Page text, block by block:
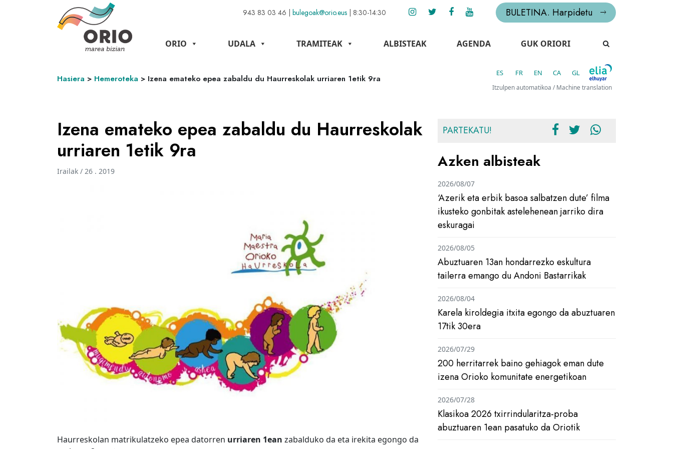
943 83 03 46 | bulegoak@orio.eus | 8:30-14:30 BULETINA. Harpidetu
ORIO UDALA TRAMITEAK ALBISTEAK AGENDA GUK ORIORI
Hasiera > Hemeroteka > Izena emateko epea zabaldu du Haurreskolak urriaren 1etik 9ra
ES FR EN CA GL
Itzulpen automatikoa / Machine translation
Izena emateko epea zabaldu du Haurreskolak
urriaren 1etik 9ra
Irailak / 26 . 2019
Haurreskolan matrikulatzeko epea datorren urriaren 1ean zabalduko da eta irekita egongo da
PARTEKATU!
Azken albisteak
‘Azerik eta erbik basoa salbatzen dute’ filma
ikusteko gonbitak astelehenean jarriko dira
eskuragai
2026/08/07
Abuztuaren 13an hondarrezko eskultura
tailerra emango du Andoni Bastarrikak
2026/08/05
Karela kiroldegia itxita egongo da abuztuaren
17tik 30era
2026/08/04
200 herritarrek baino gehiagok eman dute
izena Orioko komunitate energetikoan
2026/07/29
Klasikoa 2026 txirrindularitza-proba
abuztuaren 1ean pasatuko da Oriotik
2026/07/28